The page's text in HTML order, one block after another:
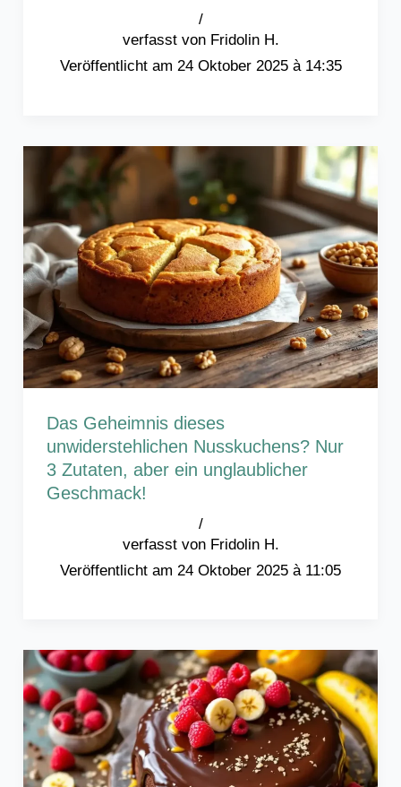
Fridolin H.
/
24 Oktober 2025 à 14:35
Das Geheimnis dieses
unwiderstehlichen Nusskuchens? Nur
3 Zutaten, aber ein unglaublicher
Geschmack!
Fridolin H.
/
24 Oktober 2025 à 11:05